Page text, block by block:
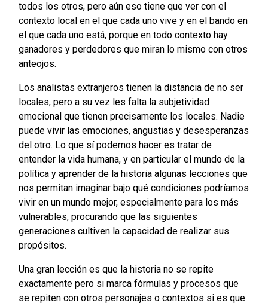
todos los otros, pero aún eso tiene que ver con el
contexto local en el que cada uno vive y en el bando en
el que cada uno está, porque en todo contexto hay
ganadores y perdedores que miran lo mismo con otros
anteojos.
Los analistas extranjeros tienen la distancia de no ser
locales, pero a su vez les falta la subjetividad
emocional que tienen precisamente los locales. Nadie
puede vivir las emociones, angustias y desesperanzas
del otro. Lo que sí podemos hacer es tratar de
entender la vida humana, y en particular el mundo de la
política y aprender de la historia algunas lecciones que
nos permitan imaginar bajo qué condiciones podríamos
vivir en un mundo mejor, especialmente para los más
vulnerables, procurando que las siguientes
generaciones cultiven la capacidad de realizar sus
propósitos.
Una gran lección es que la historia no se repite
exactamente pero si marca fórmulas y procesos que
se repiten con otros personajes o contextos si es que